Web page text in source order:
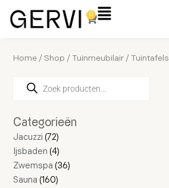
naar
0
Winkelwagen
Flyout
Home /Shop /Tuinmeubilair / Tuintafels
zoeken
Categorieën
Jacuzzi 72
producten
Ijsbaden 4
producten
Zwemspa 36
producten
Sauna 160
producten
productenproducten
producten
producten
productenproducten
productenproducten
producten
producten
producten